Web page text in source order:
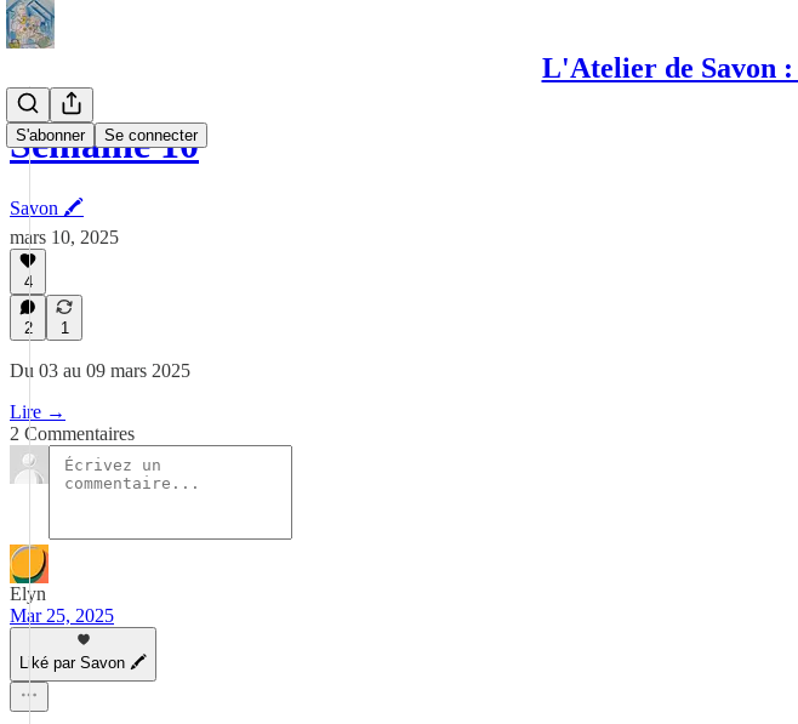
L'Atelier de Savon :
S'abonner Se connecter
Semaine 10
Savon 🖍
mars 10, 2025
4
2 1
Du 03 au 09 mars 2025
Lire →
2 Commentaires
Elyn
Mar 25, 2025
Liké par Savon 🖍